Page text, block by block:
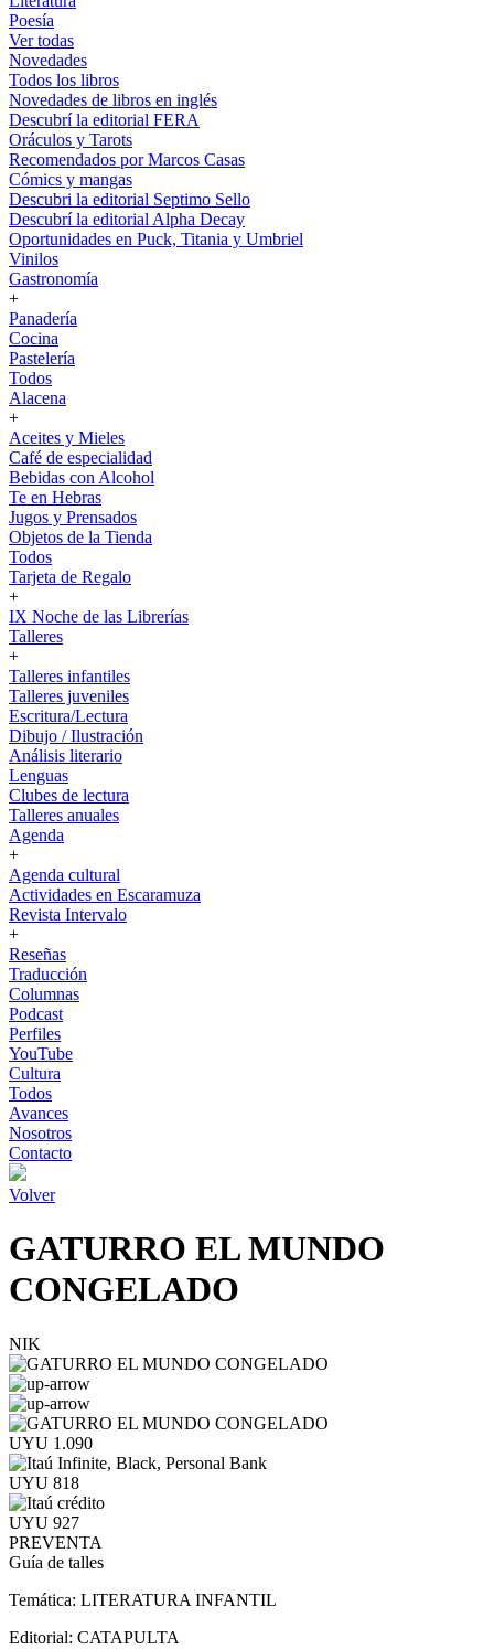
Poesía
Ver todas
Novedades
Todos los libros
Novedades de libros en inglés
Descubrí la editorial FERA
Oráculos y Tarots
Recomendados por Marcos Casas
Cómics y mangas
Descubri la editorial Septimo Sello
Descubrí la editorial Alpha Decay
Oportunidades en Puck, Titania y Umbriel
Vinilos
Gastronomía
+
Panadería
Cocina
Pastelería
Todos
Alacena
+
Aceites y Mieles
Café de especialidad
Bebidas con Alcohol
Te en Hebras
Jugos y Prensados
Objetos de la Tienda
Todos
Tarjeta de Regalo
+
IX Noche de las Librerías
Talleres
+
Talleres infantiles
Talleres juveniles
Escritura/Lectura
Dibujo / Ilustración
Análisis literario
Lenguas
Clubes de lectura
Talleres anuales
Agenda
+
Agenda cultural
Actividades en Escaramuza
Revista Intervalo
+
Reseñas
Traducción
Columnas
Podcast
Perfiles
YouTube
Cultura
Todos
Avances
Nosotros
Contacto
Volver
GATURRO EL MUNDO
CONGELADO
NIK
UYU 1.090
UYU 818
UYU 927
PREVENTA
Guía de talles
Temática: LITERATURA INFANTIL
Editorial: CATAPULTA